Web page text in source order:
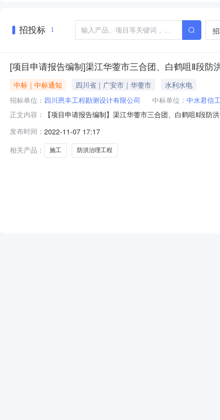
招投标 1
[项目申请报告编制]渠江华蓥市三合团、白鹤咀Ⅱ段防
中标｜中标通知 四川省｜广安市｜华蓥市
水利水电
招标单位： 四川恩丰工程勘测设计有限公司 中标单位： 中水君信
正文内容：
【项目申请报告编制】渠江华蓥市三合团、白鹤咀Ⅱ段
三、公告发布日期2022年11月07日16:22:29四、中标须
责申明：本网站是中介交
发布时间： 2022-11-07 17:17
相关产品：
施工 防洪治理工程